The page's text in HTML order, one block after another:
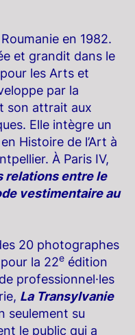
en 1982.
et grandit dans le
les Arts et
par la
son attrait aux
Elle intègre un
Histoire de l’Art à
À Paris IV,
relations entre le
vestimentaire au
20 photographes
la 22e édition
professionnel·les
La Transylvanie
seulement su
le public qui a